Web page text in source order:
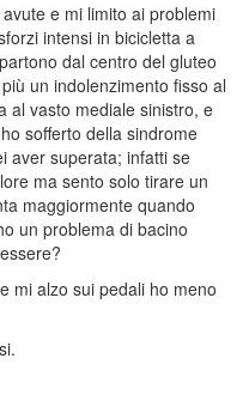
e mi limito ai problemi
intensi in bicicletta a
dal centro del gluteo
un indolenzimento fisso al
al vasto mediale sinistro, e
sofferto della sindrome
aver superata; infatti se
ma sento solo tirare un
maggiormente quando
un problema di bacino
mi alzo sui pedali ho meno